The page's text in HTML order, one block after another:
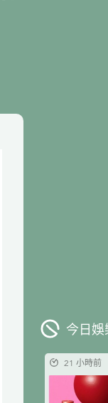
今日娛
21 小時前